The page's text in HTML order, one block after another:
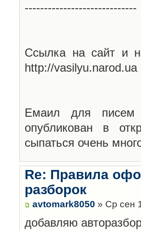
-----------------------------
Ссылка на сайт и
http://vasilyu.narod.ua
Емаил для писем
опубликован в
сыпаться очень
Re: Правила
разборок
avtomark8050 » Ср сен
добавляю